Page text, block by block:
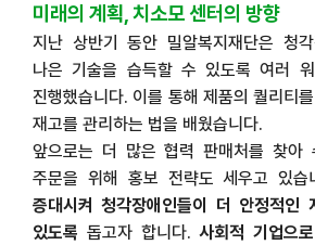
미래의 계획,치소모 센터의 방향
지난 상반기 동안 밀알복지재단은 청
나은 기술을 습득할 수 있도록 여러
진행했습니다. 이를 통해 제품의 퀄리티
재고를 관리하는 법을 배웠습니다.
앞으로는 더 많은 협력 판매처를 찾아
주문을 위해 홍보 전략도 세우고 있습
증대시켜 청각장애인들이 더 안정적인
있도록 돕고자 합니다.사회적 기업으